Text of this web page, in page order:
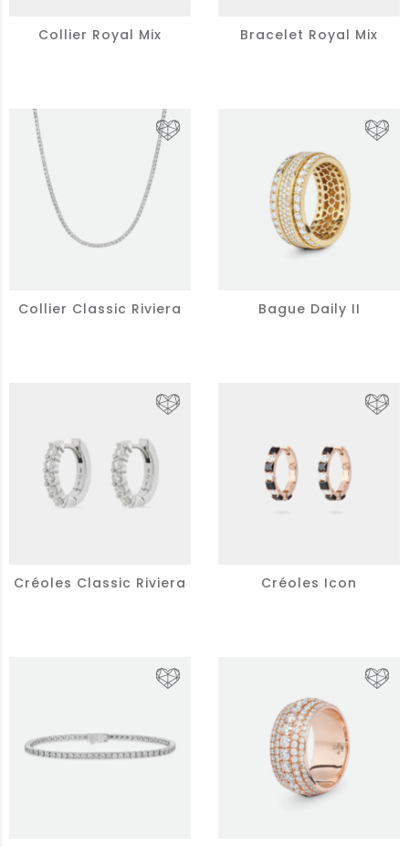
Collier Royal Mix Bracelet Royal Mix
Collier Classic Riviera Bague Daily II
Créoles Classic Riviera Créoles Icon